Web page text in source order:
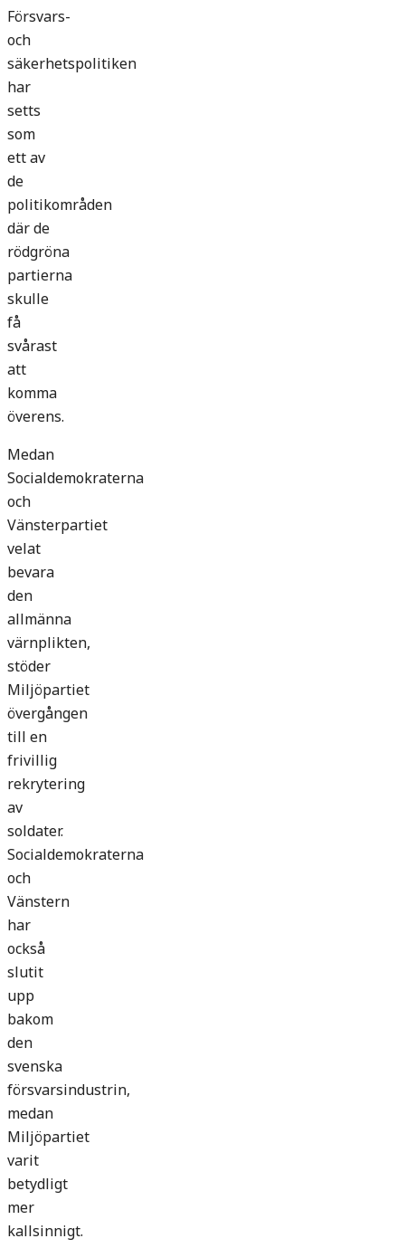
Försvars-
och
säkerhetspolitiken
har
setts
som
ett av
de
politikområden
där de
rödgröna
partierna
skulle
få
svårast
att
komma
överens.
Medan
Socialdemokraterna
och
Vänsterpartiet
velat
bevara
den
allmänna
värnplikten,
stöder
Miljöpartiet
övergången
till en
frivillig
rekrytering
av
soldater.
Socialdemokraterna
och
Vänstern
har
också
slutit
upp
bakom
den
svenska
försvarsindustrin,
medan
Miljöpartiet
varit
betydligt
mer
kallsinnigt.